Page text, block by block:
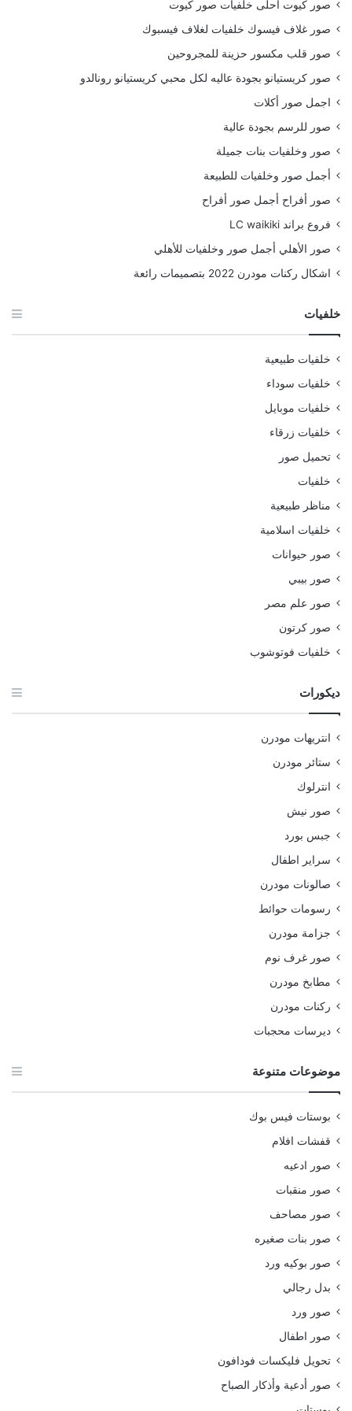
صور كيوت احلى خلفيات صور كيوت
صور غلاف فيسوك خلفيات لغلاف فيسبوك
صور قلب مكسور حزينة للمجروحين
صور كريستيانو بجودة عاليه لكل محبي كريستيانو رونالدو
اجمل صور أكلات
صور للرسم بجودة عالية
صور وخلفيات بنات جميلة
أجمل صور وخلفيات للطبيعة
صور أفراح أجمل صور أفراح
فروع براند LC waikiki
صور الأهلي أجمل صور وخلفيات للأهلي
اشكال ركنات مودرن 2022 بتصميمات رائعة
خلفيات
خلفيات طبيعية
خلفيات سوداء
خلفيات موبايل
خلفيات زرقاء
تحميل صور
خلفيات
مناظر طبيعية
خلفيات اسلامية
صور حيوانات
صور بيبي
صور علم مصر
صور كرتون
خلفيات فوتوشوب
ديكورات
انتريهات مودرن
ستائر مودرن
انترلوك
صور نيش
جبس بورد
سراير اطفال
صالونات مودرن
رسومات حوائط
جزامة مودرن
صور غرف نوم
مطابخ مودرن
ركنات مودرن
ديرسات محجبات
موضوعات متنوعة
بوستات فيس بوك
قفشات افلام
صور ادعيه
صور منقبات
صور مصاحف
صور بنات صغيره
صور بوكيه ورد
بدل رجالي
صور ورد
صور اطفال
تحويل فليكسات فودافون
صور أدعية وأذكار الصباح